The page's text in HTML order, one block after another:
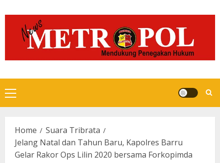
to
content
Primary
Menu
Home
Suara Tribrata
Jelang Natal dan Tahun Baru, Kapolres Barru
Gelar Rakor Ops Lilin 2020 bersama Forkopimda